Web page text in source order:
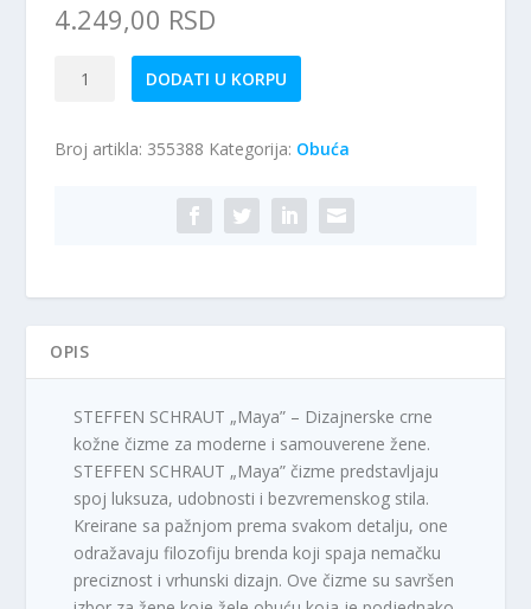
4.249,00 RSD
STEFFEN
cipele
DODATI U KORPU
Broj artikla: 355388 Kategorija: Obuća
OPIS
STEFFEN SCHRAUT „Maya” – Dizajnerske crne
kožne čizme za moderne i samouverene žene.
STEFFEN SCHRAUT „Maya” čizme predstavljaju
spoj luksuza, udobnosti i bezvremenskog stila.
Kreirane sa pažnjom prema svakom detalju, one
odražavaju filozofiju brenda koji spaja nemačku
preciznost i vrhunski dizajn. Ove čizme su savršen